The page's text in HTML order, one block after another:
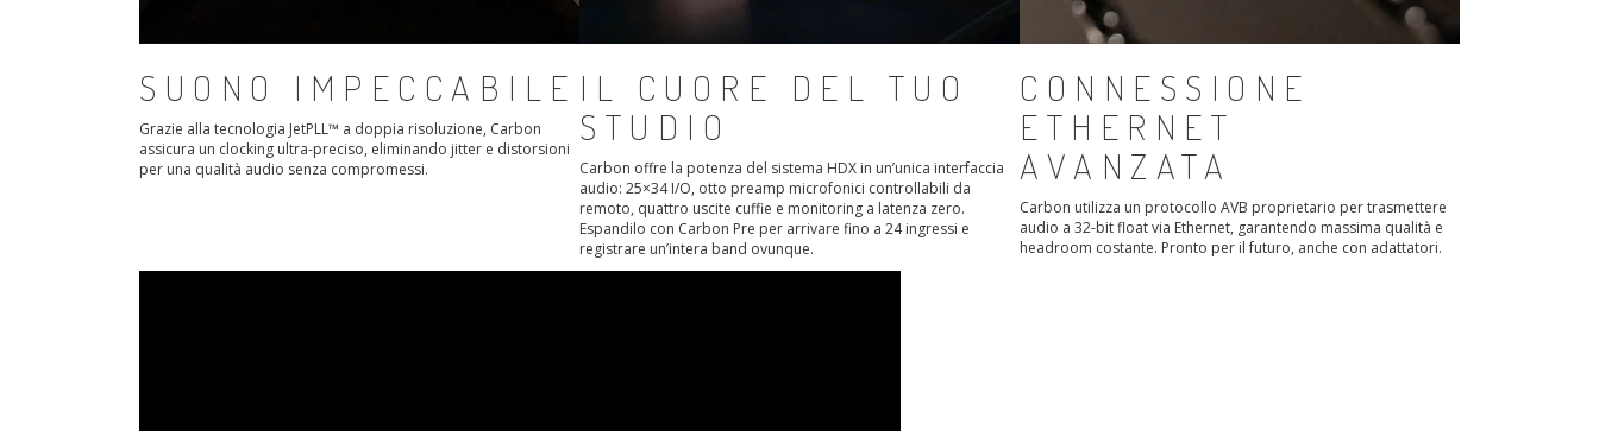
SUONO IMPECCABILE
Grazie alla tecnologia JetPLL™ a doppia risoluzione, Carbon
assicura un clocking ultra-preciso, eliminando jitter e distorsioni
per una qualità audio senza compromessi.
IL CUORE DEL TUO
STUDIO
Carbon offre la potenza del sistema HDX in un’unica interfaccia
audio: 25×34 I/O, otto preamp microfonici controllabili da
remoto, quattro uscite cuffie e monitoring a latenza zero.
Espandilo con Carbon Pre per arrivare fino a 24 ingressi e
registrare un’intera band ovunque.
CONNESSIONE
ETHERNET
AVANZATA
Carbon utilizza un protocollo AVB proprietario per trasmettere
audio a 32-bit float via Ethernet, garantendo massima qualità e
headroom costante. Pronto per il futuro, anche con adattatori.